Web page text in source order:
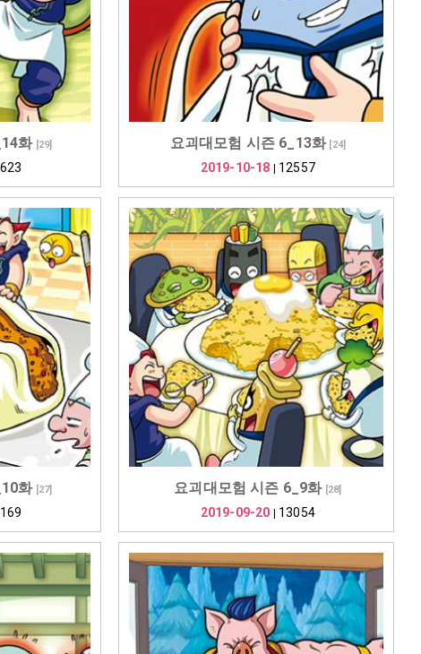
화[29] 요괴대모험 시즌 6_13화[24]
2019-10-18 12557
화[27] 요괴대모험 시즌 6_9화[28]
2019-09-20 13054